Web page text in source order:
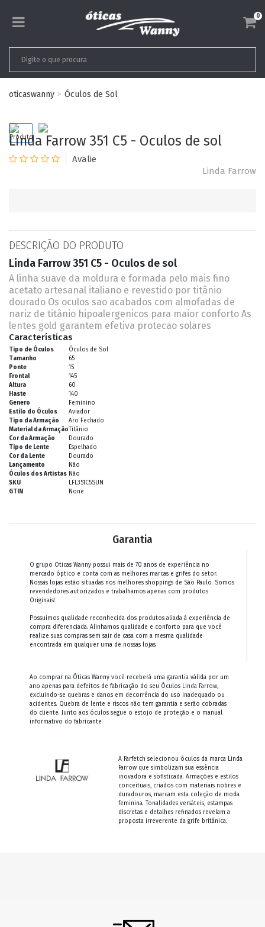
0
oticaswanny Óculos de Sol
Linda Farrow 351 C5 - Oculos de sol
Linda Farrow
DESCRIÇÃO DO PRODUTO
Linda Farrow 351 C5 - Oculos de sol
A linha suave da moldura e formada pelo mais fino
acetato artesanal italiano e revestido por titânio
dourado Os oculos sao acabados com almofadas de
nariz de titânio hipoalergenicos para maior conforto As
lentes gold garantem efetiva protecao solares
Características
Tipo de Óculos
Óculos de Sol
Tamanho
65
Ponte
15
Frontal
145
Altura
60
Haste
140
Genero
Feminino
Estilo do Óculos
Aviador
Tipo da Armação
Aro Fechado
Material da ArmaçãoTitânio
Cor da Armação
Dourado
Tipo de Lente
Espelhado
Cor da Lente
Dourado
Lançamento
Não
Óculos dos Artistas Não
SKU
LFL351C5SUN
GTIN
None
Garantia
O grupo Oticas Wanny possui mais de 70 anos de experiência no
mercado óptico e conta com as melhores marcas e grifes do setor.
Nossas lojas estão situadas nos melhores shoppings de São Paulo. Somos
revendedores autorizados e trabalhamos apenas com produtos
Originais!
Possuimos qualidade reconhecida dos produtos aliada à experiência de
compra diferenciada. Alinhamos qualidade e conforto para que você
realize suas compras sem sair de casa com a mesma qualidade
encontrada em qualquer uma de nossas lojas.
Ao comprar na Óticas Wanny você receberá uma garantia válida por um
ano apenas para defeitos de fabricação do seu Óculos Linda Farrow,
excluindo-se quebras e danos em decorrência do uso inadequado ou
acidentes. Quebra de lente e riscos não tem garantia e serão cobradas
do cliente. Junto aos óculos segue o estojo de proteção e o manual
informativo do fabricante.
A Farfetch selecionou óculos da marca Linda
Farrow que simbolizam sua essência
inovadora e sofisticada. Armações e estilos
conceituais, criados com materiais nobres e
duradouros, marcam esta coleção de moda
feminina. Tonalidades versáteis, estampas
discretas e detalhes refinados revelam a
proposta irreverente da grife britânica.